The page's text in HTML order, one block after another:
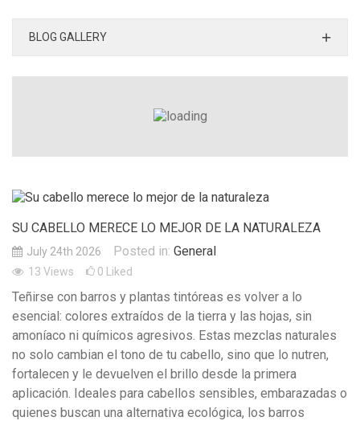
BLOG GALLERY
SU CABELLO MERECE LO MEJOR DE LA NATURALEZA
Posted in: General
July 24th 2026
13 Views 0 Liked
Teñirse con barros y plantas tintóreas es volver a lo
esencial: colores extraídos de la tierra y las hojas, sin
amoníaco ni químicos agresivos. Estas mezclas naturales
no solo cambian el tono de tu cabello, sino que lo nutren,
fortalecen y le devuelven el brillo desde la primera
aplicación. Ideales para cabellos sensibles, embarazadas o
quienes buscan una alternativa ecológica, los barros